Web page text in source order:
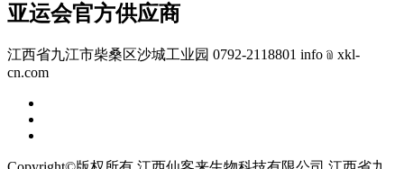
亚运会官方供应商
江西省九江市柴桑区沙城工业园 0792-2118801 info﹫xkl-
cn.com